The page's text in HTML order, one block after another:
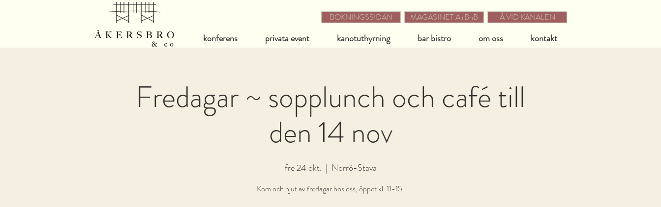
Å VID KANALEN
BOKNINGSSIDAN MAGASINET AirBnB
konferens privata event kanotuthyrning bar bistro om oss kontakt
Fredagar ~ sopplunch och café till
den 14 nov
fre 24 okt.
  |
Norrö-Stava
Kom och njut av fredagar hos oss, öppet kl. 11-15.